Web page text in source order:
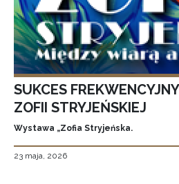
SUKCES
ZOFII STRYJEŃSKIEJ
Wystawa „Zofia Stryjeńska.
23 maja, 2026